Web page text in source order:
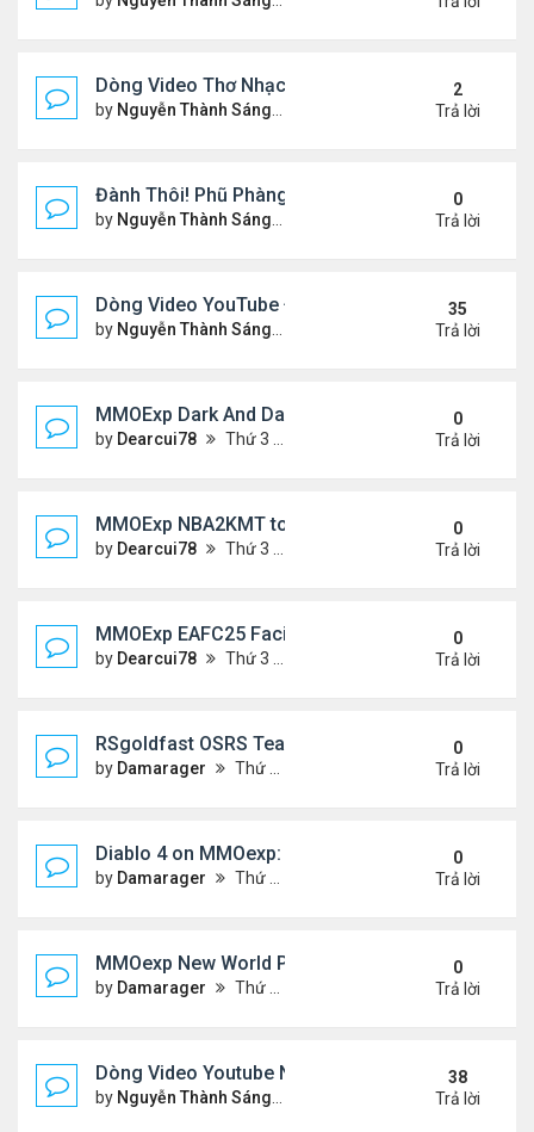
Dòng Video Thơ Nhạc Chọn Lọc
by Nguyễn Thành Sáng Thứ 4 Tháng 1 01, 2025 11:01
2
Trả lời
Đành Thôi! Phũ Phàng! &Video YouTube Ngâm
by Nguyễn Thành Sáng Thứ 2 Tháng 12 30, 2024
0
Trả lời
Dòng Video YouTube ĐỌC THƠ & THƠ (2)
by Nguyễn Thành Sáng Thứ 3 Tháng 10 29, 2024 3:33
35
Trả lời
MMOExp Dark And Darker Use Silver Coins for
by Dearcui78 Thứ 3 Tháng 12 10, 2024 1:08 am
0
Trả lời
MMOExp NBA2KMT to the team’s success
by Dearcui78 Thứ 3 Tháng 12 10, 2024 1:07 am
0
Trả lời
MMOExp EAFC25 Facilities Cards in Clubs
by Dearcui78 Thứ 3 Tháng 12 10, 2024 1:05 am
0
Trả lời
RSgoldfast OSRS Team Ironman: A Thrilling
by Damarager Thứ 4 Tháng 11 27, 2024 12:51 am
0
Trả lời
Diablo 4 on MMOexp: Will This New Feature Be
by Damarager Thứ 4 Tháng 11 27, 2024 12:51 am
0
Trả lời
MMOexp New World PC Update 1.1.0: What New
by Damarager Thứ 4 Tháng 11 27, 2024 12:50 am
0
Trả lời
Dòng Video Youtube Ngâm Nga Thơ & Đọc Thơ
by Nguyễn Thành Sáng Thứ 3 Tháng 9 10, 2024 7:17
38
Trả lời